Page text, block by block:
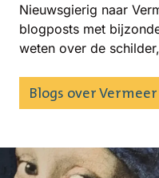
Nieuwsgierig naar
blogposts met
weten over de
Blogs over Vermeer